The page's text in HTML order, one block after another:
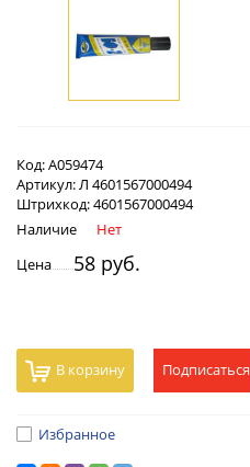
Код:А059474
Артикул: Л 4601567000494
Штрихкод:4601567000494
Наличие
Нет
Цена
58 руб.
В корзину Подписаться
Избранное